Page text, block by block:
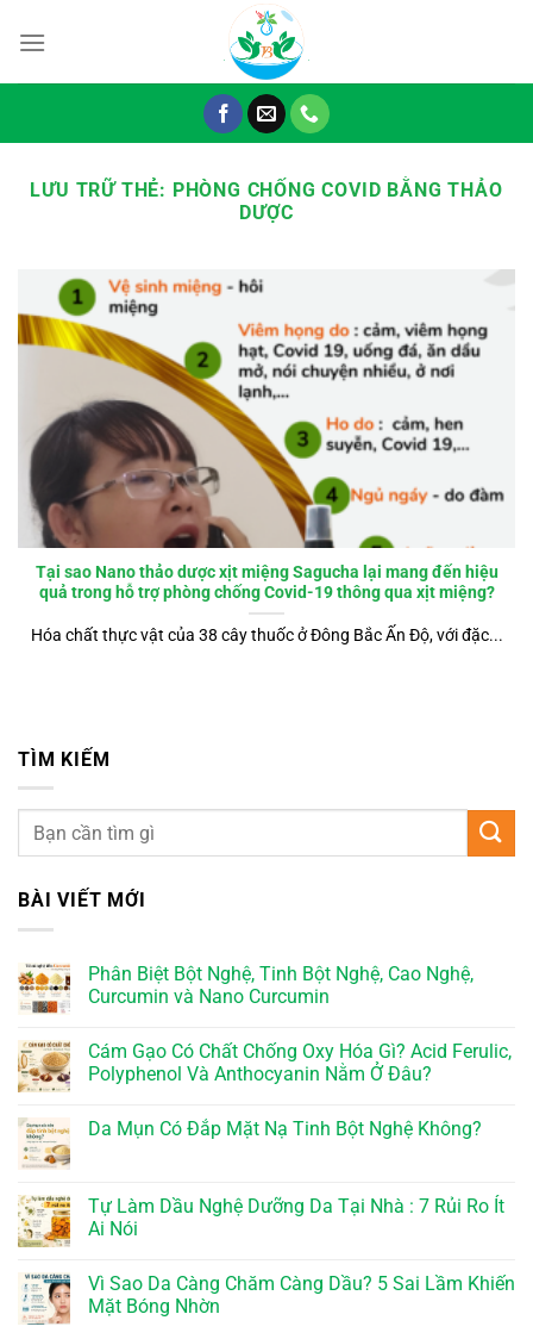
đến
LƯU TRỮ THẺ: PHÒNG CHỐNG COVID BẰNG THẢO
DƯỢC
Tại sao Nano thảo dược xịt miệng Sagucha lại mang đến hiệu
quả trong hỗ trợ phòng chống Covid-19 thông qua xịt miệng?
Hóa chất thực vật của 38 cây thuốc ở Đông Bắc Ấn Độ, với đặc...
TÌM KIẾM
BÀI VIẾT MỚI
Phân Biệt Bột Nghệ, Tinh Bột Nghệ, Cao Nghệ,
Curcumin và Nano Curcumin
Cám Gạo Có Chất Chống Oxy Hóa Gì? Acid Ferulic,
Polyphenol Và Anthocyanin Nằm Ở Đâu?
Da Mụn Có Đắp Mặt Nạ Tinh Bột Nghệ Không?
Tự Làm Dầu Nghệ Dưỡng Da Tại Nhà : 7 Rủi Ro Ít
Ai Nói
Vì Sao Da Càng Chăm Càng Dầu? 5 Sai Lầm Khiến
Mặt Bóng Nhờn